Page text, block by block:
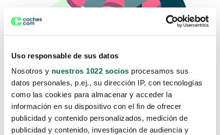
Uso responsable de sus datos
Nosotros y nuestros 1022 socios procesamos sus
datos personales, p.ej., su dirección IP, con tecnologías
como las cookies para almacenar y acceder la
información en su dispositivo con el fin de ofrecer
publicidad y contenido personalizados, medición de
publicidad y contenido, investigación de audiencia y
Lo sentimos, no sabemos como
te hemos traido hasta aquí.